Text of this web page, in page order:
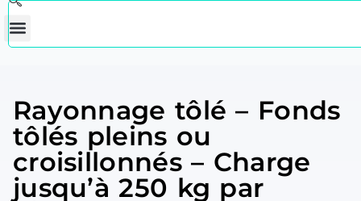
Rayonnage tôlé – Fonds
tôlés pleins ou
croisillonnés – Charge
jusqu’à 250 kg par